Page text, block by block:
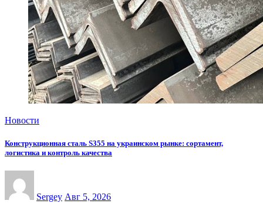
Новости
Конструкционная сталь S355 на украинском рынке: сортамент,
логистика и контроль качества
Sergey Авг 5, 2026